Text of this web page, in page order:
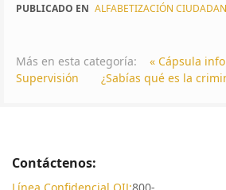
PUBLICADO EN ALFABETIZACIÓN
Más en esta categoría:
« Cápsula
Supervisión
¿Sabías qué es la
Contáctenos: